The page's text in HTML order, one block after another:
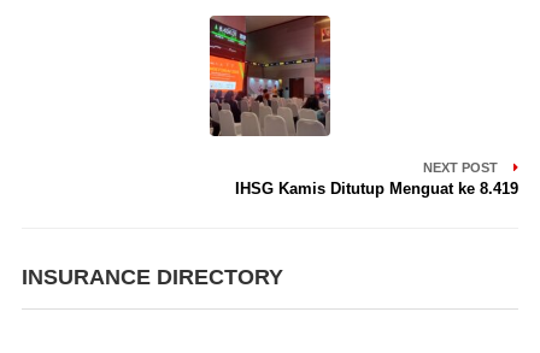
NEXT POST
IHSG Kamis Ditutup Menguat ke 8.419
INSURANCE DIRECTORY